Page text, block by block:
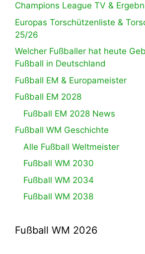
Champions League TV &
Europas Torschützenliste &
25/26
Welcher Fußballer hat heute
Fußball in Deutschland
Fußball EM & Europameister
Fußball EM 2028
Fußball EM 2028 News
Fußball WM Geschichte
Alle Fußball Weltmeister
Fußball WM 2030
Fußball WM 2034
Fußball WM 2038
Fußball WM 2026